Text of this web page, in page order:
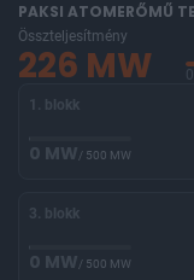
PAKSI ATOMERŐMŰ
Összteljesítmény
226 MW
1. blokk
0 MW/ 500 MW
3. blokk
0 MW/ 500 MW